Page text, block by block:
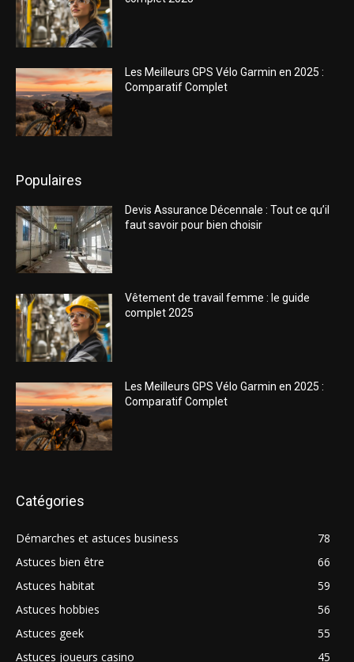
Les Meilleurs GPS Vélo Garmin en 2025 :
Comparatif Complet
Populaires
Devis Assurance Décennale : Tout ce qu’il
faut savoir pour bien choisir
Vêtement de travail femme : le guide
complet 2025
Les Meilleurs GPS Vélo Garmin en 2025 :
Comparatif Complet
Catégories
Démarches et astuces business
78
Astuces bien être
66
Astuces habitat
59
Astuces hobbies
56
Astuces geek
55
Astuces joueurs casino
45